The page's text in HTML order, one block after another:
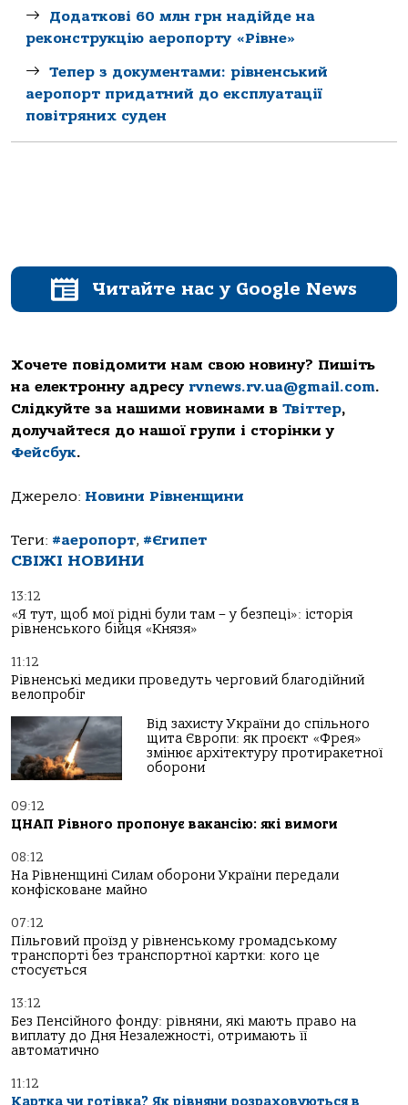
Додаткові 60 млн грн надійде на
реконструкцію аеропорту «Рівне»
Тепер з документами: рівненський
аеропорт придатний до експлуатації
повітряних суден
Читайте нас у Google News
Хочете повідомити нам свою новину? Пишіть
на електронну адресу rvnews.rv.ua@gmail.com.
Слідкуйте за нашими новинами в Твіттер,
долучайтеся до нашої групи і сторінки у
Фейсбук.
Джерело: Новини Рівненщини
Теги: #аеропорт, #Єгипет
СВІЖІ НОВИНИ
13:12
«Я тут, щоб мої рідні були там – у безпеці»: історія
рівненського бійця «Князя»
11:12
Рівненські медики проведуть черговий благодійний
велопробіг
Від захисту України до спільного
щита Європи: як проєкт «Фрея»
змінює архітектуру протиракетної
оборони
09:12
ЦНАП Рівного пропонує вакансію: які вимоги
08:12
На Рівненщині Силам оборони України передали
конфісковане майно
07:12
Пільговий проїзд у рівненському громадському
транспорті без транспортної картки: кого це
стосується
13:12
Без Пенсійного фонду: рівняни, які мають право на
виплату до Дня Незалежності, отримають її
автоматично
11:12
Картка чи готівка? Як рівняни розраховуються в